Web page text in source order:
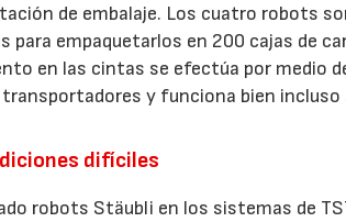
de embalaje. Los cuatro robots
empaquetarlos en 200 cajas de
en las cintas se efectúa por medio
y funciona bien incluso
difíciles
robots Stäubli en los sistemas de